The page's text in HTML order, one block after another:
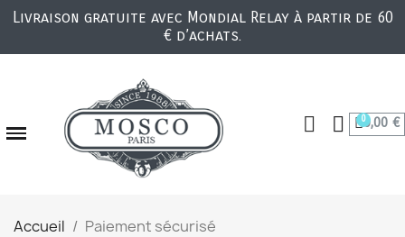
Livraison gratuite avec Mondial Relay à partir de 60
€ d’achats.
0,00 €
Accueil Paiement sécurisé